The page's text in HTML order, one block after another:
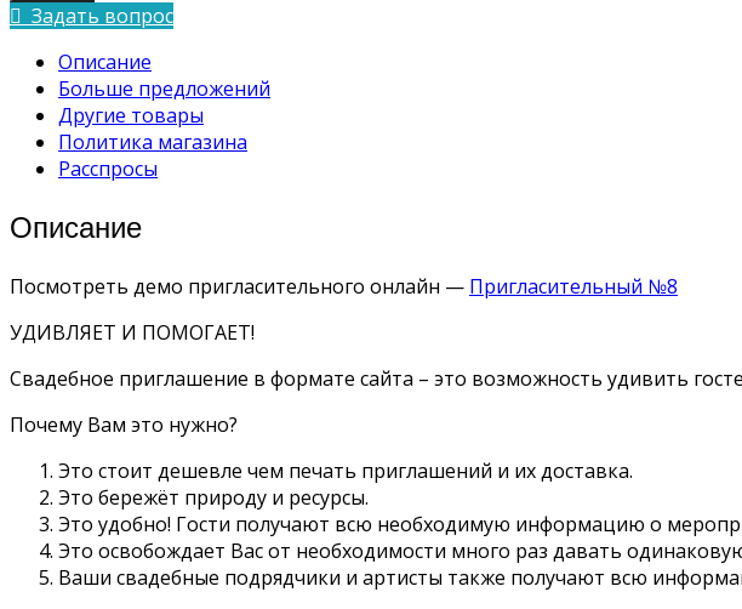
Задать вопрос
Описание
Больше предложений
Другие товары
Политика магазина
Расспросы
Описание
Посмотреть демо пригласительного онлайн — Пригласительный №8
УДИВЛЯЕТ И ПОМОГАЕТ!
Свадебное приглашение в формате сайта – это возможность удивить
Почему Вам это нужно?
Это стоит дешевле чем печать приглашений и их доставка.
Это бережёт природу и ресурсы.
Это удобно! Гости получают всю необходимую информацию о
Это освобождает Вас от необходимости много раз давать
Ваши свадебные подрядчики и артисты также получают всю